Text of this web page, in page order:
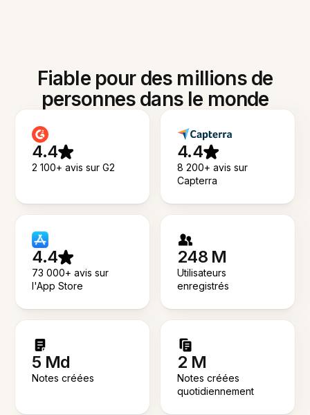
Fiable pour des millions de
personnes dans le monde
4.4
2 100+ avis sur G2
4.4
8 200+ avis sur
Capterra
4.4
73 000+ avis sur
l'App Store
248 M
Utilisateurs
enregistrés
5 Md
Notes créées
2 M
Notes créées
quotidiennement